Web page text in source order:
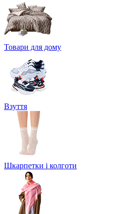
Товари для дому
Взуття
Шкарпетки і колготи